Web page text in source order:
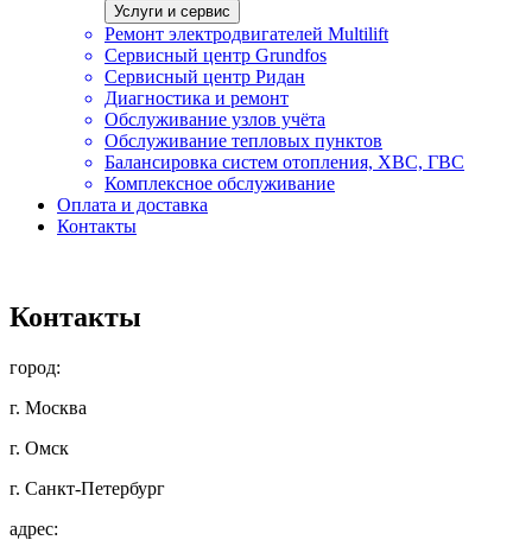
Услуги и сервис
Ремонт электродвигателей Multilift
Сервисный центр Grundfos
Сервисный центр Ридан
Диагностика и ремонт
Обслуживание узлов учёта
Обслуживание тепловых пунктов
Балансировка систем отопления, ХВС, ГВС
Комплексное обслуживание
Оплата и доставка
Контакты
Контакты
город:
г. Москва
г. Омск
г. Санкт-Петербург
адрес: